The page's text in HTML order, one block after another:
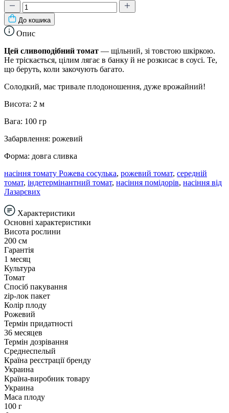
До кошика
Опис
Цей сливоподібний томат — щільний, зі товстою шкіркою.
Не тріскається, цілим лягає в банку й не розкисає в соусі. Те,
що беруть, коли закочують багато.
Солодкий, має тривале плодоношення, дуже врожайний!
Висота: 2 м
Вага: 100 гр
Забарвлення: рожевий
Форма: довга сливка
насіння томату Рожева сосулька, рожевий томат, середній
томат, індетермінантний томат, насіння помідорів, насіння від
Лазарєвих
Характеристики
Основні характеристики
Висота рослини
200 см
Гарантія
1 месяц
Культура
Томат
Спосіб пакування
zip-лок пакет
Колір плоду
Рожевий
Термін придатності
36 месяцев
Термін дозрівання
Среднеспелый
Країна реєстрації бренду
Украина
Країна-виробник товару
Украина
Маса плоду
100 г